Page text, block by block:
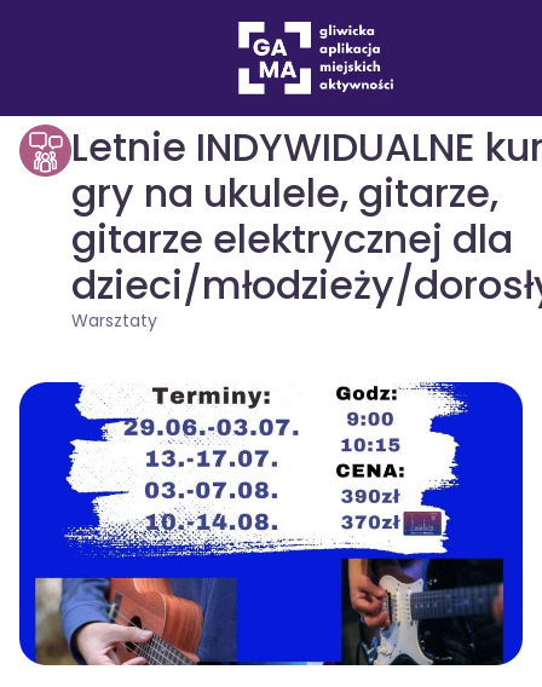
Warsztaty
Letnie INDYWIDUALNE
gry na ukulele, gitarze,
gitarze elektrycznej dla
dzieci/młodzieży/
Warsztaty